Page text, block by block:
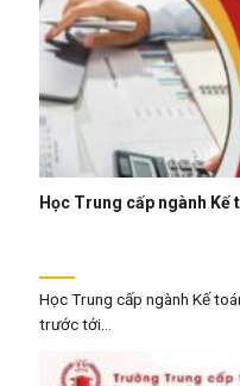
Học Trung cấp ngành Kế
Học Trung cấp ngành Kế
trước tới...